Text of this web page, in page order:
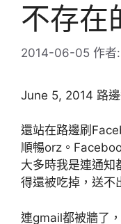
不存在
2014-06-05 作者:
June 5, 2014 路
還站在路邊刷
順暢orz。
大多時我是連通知
得還被吃掉，送不
連gmail都被牆了